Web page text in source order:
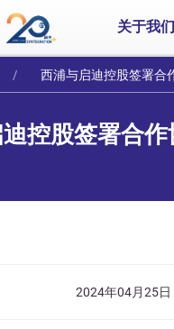
关于我们
西浦与启迪控股签署合作协议，共绘教育创新与产学
控股签署合
2024年04月25日